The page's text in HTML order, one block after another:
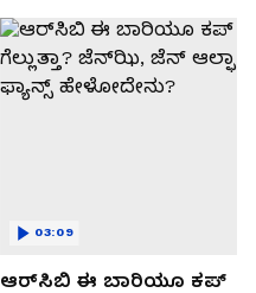
ಆರ್‌ಸಿಬಿ ಈ ಬಾರಿಯೂ ಕಪ್‌
03:09